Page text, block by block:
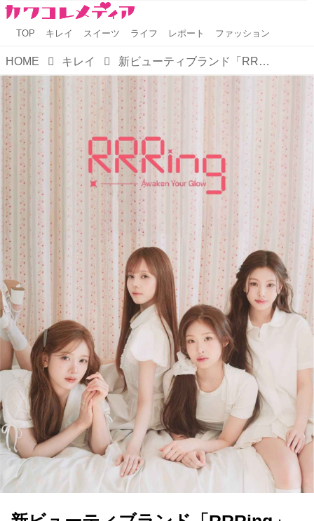
TOP キレイ スイーツ ライフ レポート ファッション
HOME キレイ 新ビューティブランド「RRRing」がBaby DONT Cryをミューズに起用。渋谷・日本橋でPOPUPも開催